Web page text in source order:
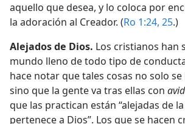
aquello que desea, y lo coloca por
la adoración al Creador. (Ro 1:24, 25.)
Alejados de Dios. Los cristianos han
mundo lleno de todo tipo de
hace notar que tales cosas no solo se
sino que la gente va tras ellas con
que las practican están “alejadas de
pertenece a Dios”. Los que se hacen